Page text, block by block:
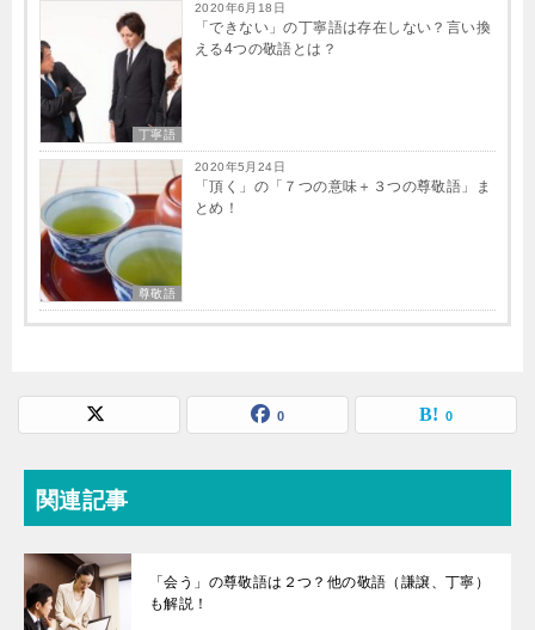
丁寧語
2020年6月18日
「できない」の丁寧語は存在しない？言い換
える4つの敬語とは？
尊敬語
2020年5月24日
「頂く」の「７つの意味＋３つの尊敬語」ま
とめ！
0 0
関連記事
「会う」の尊敬語は２つ？他の敬語（謙譲、丁寧）
も解説！